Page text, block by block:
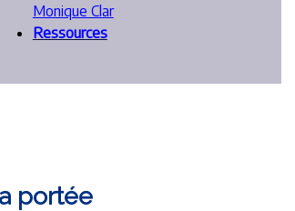
Monique Clar
Ressources
portée